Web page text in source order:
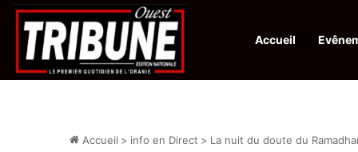
Accueil
Infos en Direct: Protection de la ville sainte d’El-Qods : l’Algérie
Accueil > info en Direct > La nuit du doute du